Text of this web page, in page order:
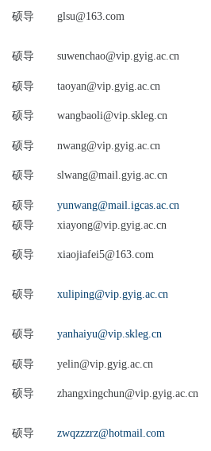
硕导 glsu@163.com
硕导 suwenchao@vip.gyig.ac.cn
硕导 taoyan@vip.gyig.ac.cn
硕导 wangbaoli@vip.skleg.cn
硕导 nwang@vip.gyig.ac.cn
硕导 slwang@mail.gyig.ac.cn
硕导
yunwang@mail.igcas.ac.cn
硕导 xiayong@vip.gyig.ac.cn
硕导 xiaojiafei5@163.com
硕导 xuliping@vip.gyig.ac.cn
硕导 yanhaiyu@vip.skleg.cn
硕导 yelin@vip.gyig.ac.cn
硕导 zhangxingchun@vip.gyig.ac.cn
硕导 zwqzzzrz@hotmail.com